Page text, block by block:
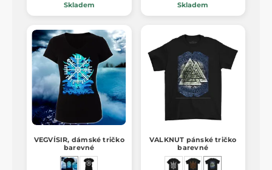
Skladem Skladem
VEGVÍSIR, dámské tričko
barevné
VALKNUT pánské tričko
barevné